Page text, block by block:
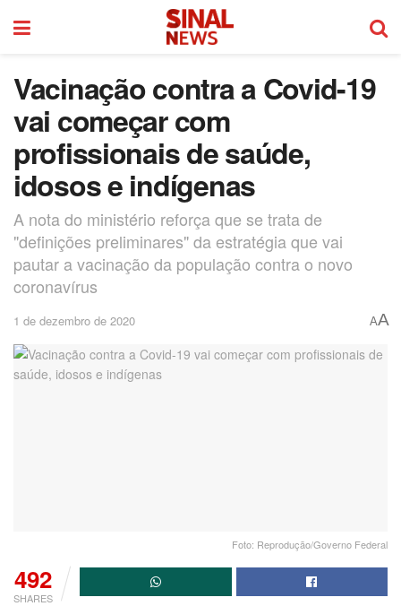
Vacinação contra a Covid-19
vai começar com
profissionais de saúde,
idosos e indígenas
A nota do ministério reforça que se trata de
"definições preliminares" da estratégia que vai
pautar a vacinação da população contra o novo
coronavírus
1 de dezembro de 2020 AA
Foto: Reprodução/Governo Federal
492
SHARES